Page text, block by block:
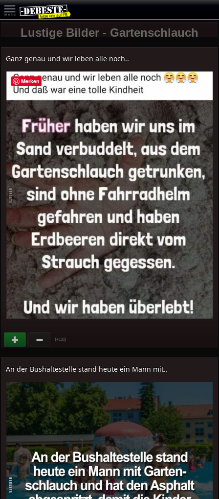
Lustige Bilder - Gartenschlauch
Ganz genau und wir leben alle noch..
(+126)
An der Bushaltestelle stand heute ein Mann mit..
Merken